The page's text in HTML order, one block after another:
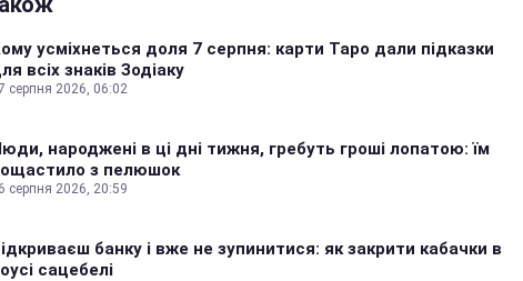
усміхнеться доля 7 серпня: карти Таро дали підказки
всіх знаків Зодіаку
серпня 2026, 06:02
народжені в ці дні тижня, гребуть гроші лопатою: їм
з пелюшок
серпня 2026, 20:59
банку і вже не зупинитися: як закрити кабачки в
сацебелі